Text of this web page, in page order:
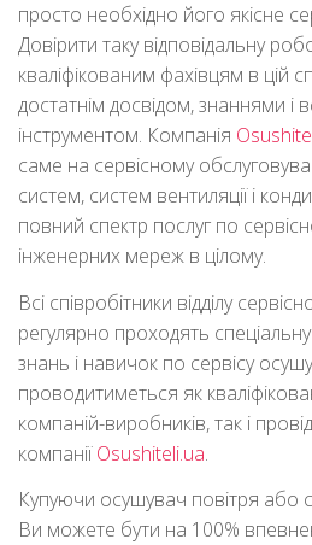
просто необхідно його якісне
Довірити таку відповідальну
кваліфікованим фахівцям в цій
достатнім досвідом, знаннями і
інструментом. Компанія
саме на сервісному
систем, систем вентиляції і
повний спектр послуг по
інженерних мереж в цілому.
Всі співробітники відділу
регулярно проходять спеціальну
знань і навичок по сервісу
проводитиметься як
компаній-виробників, так і
компаніїOsushiteli.ua.
Купуючи осушувач повітря або
Ви можете бути на 100%